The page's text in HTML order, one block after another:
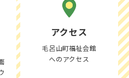
アクセス
毛呂山町福祉会館
へのアクセス